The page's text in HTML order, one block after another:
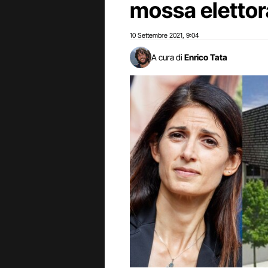
mossa
10 Settembre 2021 9:04
A cura di Enrico Tata